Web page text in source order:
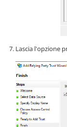
Lascia l'opzione